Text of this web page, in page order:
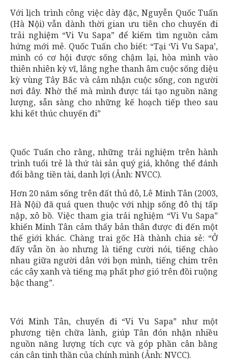
Với lịch trình công việc dày đặc, Nguyễn Quốc Tuấn
(Hà Nội) vẫn dành thời gian ưu tiên cho chuyến đi
trải nghiệm “Vi Vu Sapa” để kiếm tìm nguồn cảm
hứng mới mẻ. Quốc Tuấn cho biết: “Tại ‘Vi Vu Sapa’,
mình có cơ hội được sống chậm lại, hòa mình vào
thiên nhiên kỳ vĩ, lắng nghe thanh âm cuộc sống diệu
kỳ vùng Tây Bắc và cảm nhận cuộc sống, con người
nơi đây. Nhờ thế mà mình được tái tạo nguồn năng
lượng, sẵn sàng cho những kế hoạch tiếp theo sau
khi kết thúc chuyến đi”
Quốc Tuấn cho rằng, những trải nghiệm trên hành
trình tuổi trẻ là thứ tài sản quý giá, không thể đánh
đổi bằng tiền tài, danh lợi (Ảnh: NVCC).
Hơn 20 năm sống trên đất thủ đô, Lê Minh Tân (2003,
Hà Nội) đã quá quen thuộc với nhịp sống đô thị tấp
nập, xô bồ. Việc tham gia trải nghiệm “Vi Vu Sapa”
khiến Minh Tân cảm thấy bản thân được đi đến một
thế giới khác. Chàng trai gốc Hà thành chia sẻ: “Ở
đấy vẫn ồn ào nhưng là tiếng cười nói, tiếng chào
nhau giữa người dân với bọn mình, tiếng chim trên
các cây xanh và tiếng mạ phất phơ gió trên đồi ruộng
bậc thang”.
Với Minh Tân, chuyến đi “Vi Vu Sapa” như một
phương tiện chữa lành, giúp Tân đón nhận nhiều
nguồn năng lượng tích cực và góp phần cân bằng
cán cân tinh thần của chính mình (Ảnh: NVCC).